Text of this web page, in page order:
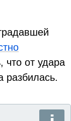
что от удара
разбилась.